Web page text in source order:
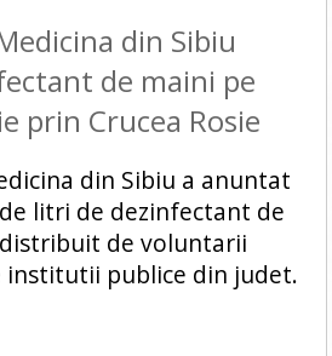
din Sibiu
de maini pe
prin Crucea Rosie
din Sibiu a anuntat
litri de dezinfectant de
de voluntarii
institutii publice din judet.